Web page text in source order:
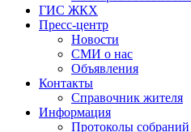
ГИС ЖКХ
Пресс-центр
Новости
СМИ о нас
Объявления
Контакты
Справочник жителя
Информация
Протоколы